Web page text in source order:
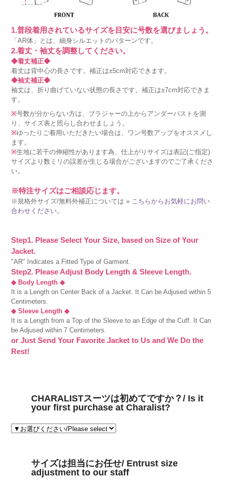
1.普段着用されているサイズを目安に号数を選びましょう。
「AR体」とは、細身シルエットのパターンです。
2.着丈・袖丈を調整してください。
◆着丈補正◆
着丈は背中心の長さです。補正は±5cm対応できます。
◆袖丈補正◆
袖丈は、折り曲げていない状態の長さです。補正は±7cm対応できま
す。
※号数が分からない方は、ブラジャーの上からアンダーバストを測
り、サイズ表と照らし合わせましょう。
※ゆったりご着用いただきたい場合は、ワン号数アップをオススメし
ます。
※生地に若干の伸縮性があります為、仕上がりサイズは表記(ご指定)
サイズより数ミリの誤差が生じる場合がございますのでご了承くださ
い。
※特注サイズはご相談応じます。
※規格外サイズ/無料外補正については » こちらからお気軽にお問い
合わせください。
Step1. Please Select Your Size, based on Size of Your
Jacket.
"AR" Indicates a Fitted Type of Garment.
Step2. Please Adjust Body Length & Sleeve Length.
◆ Body Length ◆
It is a Length on Center Back of a Jacket. It Can be Adjused within 5
Centimeters.
◆ Sleeve Length ◆
It is a Length from a Top of the Sleeve to an Edge of the Cuff. It Can
be Adjused within 7 Centimeters.
or Just Send Your Favorite Jacket to Us and We Do the
Rest!
CHARALISTスーツは初めてですか？/ Is it
your first purchase at Charalist?
サイズは担当にお任せ/ Entrust size
adjustment to our staff